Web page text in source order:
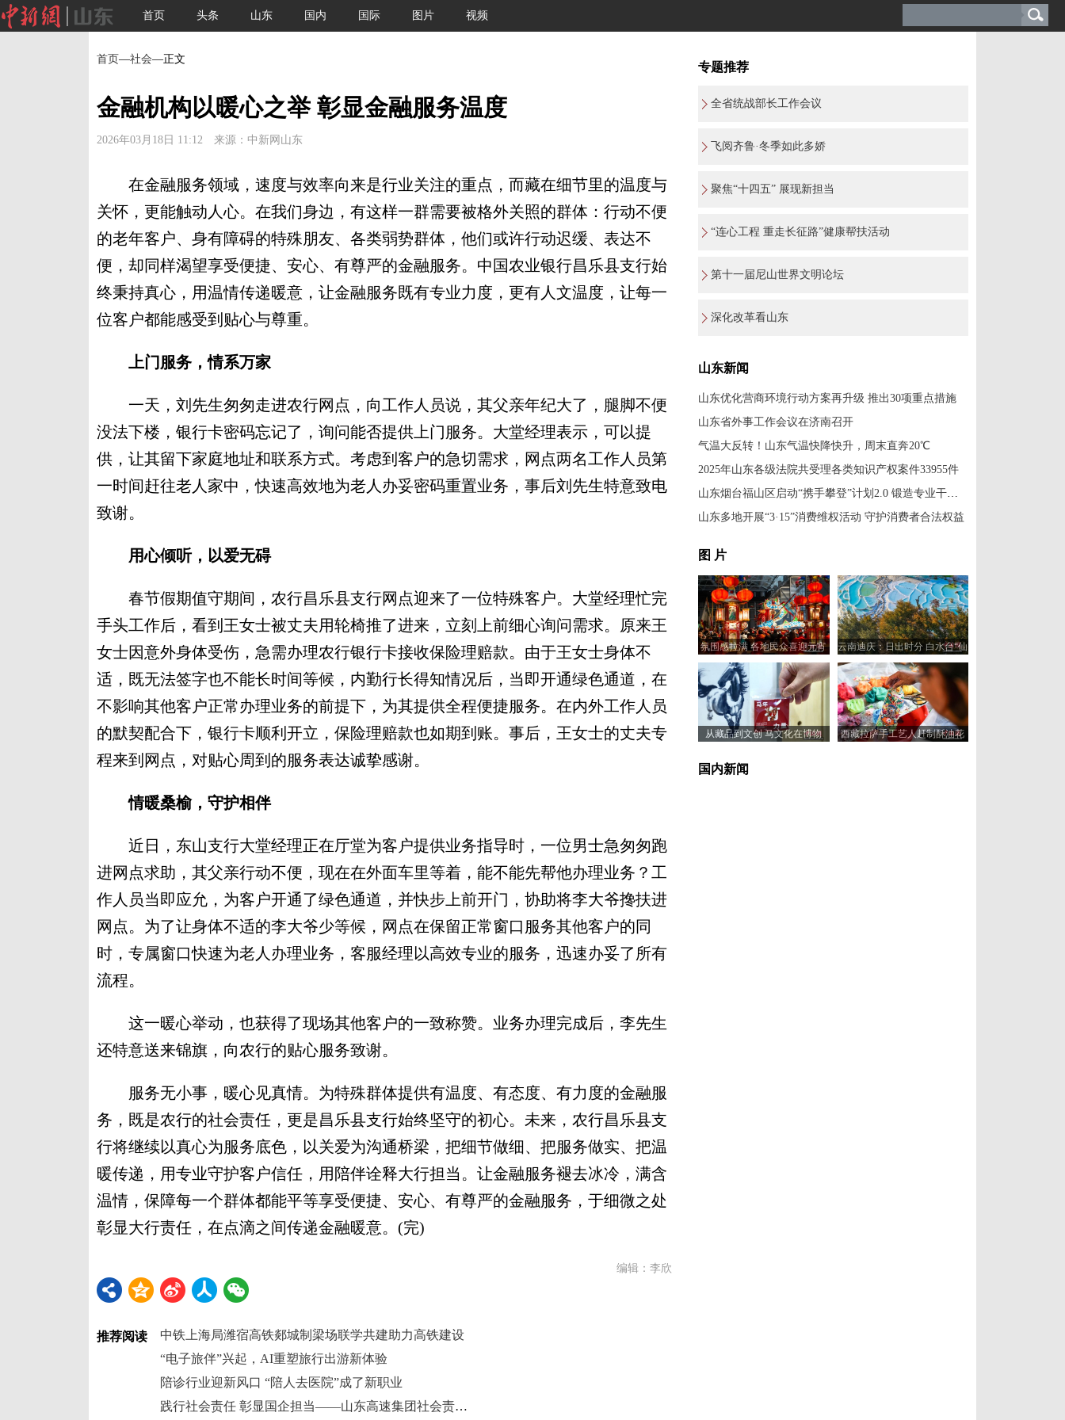
首页 头条 山东 国内 国际 图片 视频
首页—社会—正文
金融机构以暖心之举 彰显金融服务温度
2026年03月18日 11:12 来源：中新网山东
在金融服务领域，速度与效率向来是行业关注的重点，而藏在细节里的温度与
关怀，更能触动人心。在我们身边，有这样一群需要被格外关照的群体：行动不便
的老年客户、身有障碍的特殊朋友、各类弱势群体，他们或许行动迟缓、表达不
便，却同样渴望享受便捷、安心、有尊严的金融服务。中国农业银行昌乐县支行始
终秉持真心，用温情传递暖意，让金融服务既有专业力度，更有人文温度，让每一
位客户都能感受到贴心与尊重。
上门服务，情系万家
一天，刘先生匆匆走进农行网点，向工作人员说，其父亲年纪大了，腿脚不便
没法下楼，银行卡密码忘记了，询问能否提供上门服务。大堂经理表示，可以提
供，让其留下家庭地址和联系方式。考虑到客户的急切需求，网点两名工作人员第
一时间赶往老人家中，快速高效地为老人办妥密码重置业务，事后刘先生特意致电
致谢。
用心倾听，以爱无碍
春节假期值守期间，农行昌乐县支行网点迎来了一位特殊客户。大堂经理忙完
手头工作后，看到王女士被丈夫用轮椅推了进来，立刻上前细心询问需求。原来王
女士因意外身体受伤，急需办理农行银行卡接收保险理赔款。由于王女士身体不
适，既无法签字也不能长时间等候，内勤行长得知情况后，当即开通绿色通道，在
不影响其他客户正常办理业务的前提下，为其提供全程便捷服务。在内外工作人员
的默契配合下，银行卡顺利开立，保险理赔款也如期到账。事后，王女士的丈夫专
程来到网点，对贴心周到的服务表达诚挚感谢。
情暖桑榆，守护相伴
近日，东山支行大堂经理正在厅堂为客户提供业务指导时，一位男士急匆匆跑
进网点求助，其父亲行动不便，现在在外面车里等着，能不能先帮他办理业务？工
作人员当即应允，为客户开通了绿色通道，并快步上前开门，协助将李大爷搀扶进
网点。为了让身体不适的李大爷少等候，网点在保留正常窗口服务其他客户的同
时，专属窗口快速为老人办理业务，客服经理以高效专业的服务，迅速办妥了所有
流程。
这一暖心举动，也获得了现场其他客户的一致称赞。业务办理完成后，李先生
还特意送来锦旗，向农行的贴心服务致谢。
服务无小事，暖心见真情。为特殊群体提供有温度、有态度、有力度的金融服
务，既是农行的社会责任，更是昌乐县支行始终坚守的初心。未来，农行昌乐县支
行将继续以真心为服务底色，以关爱为沟通桥梁，把细节做细、把服务做实、把温
暖传递，用专业守护客户信任，用陪伴诠释大行担当。让金融服务褪去冰冷，满含
温情，保障每一个群体都能平等享受便捷、安心、有尊严的金融服务，于细微之处
彰显大行责任，在点滴之间传递金融暖意。(完)
编辑：李欣
推荐阅读
中铁上海局潍宿高铁郯城制梁场联学共建助力高铁建设
“电子旅伴”兴起，AI重塑旅行出游新体验
陪诊行业迎新风口 “陪人去医院”成了新职业
践行社会责任 彰显国企担当——山东高速集团社会责任管理实践纪实
专题推荐
全省统战部长工作会议
飞阅齐鲁·冬季如此多娇
聚焦“十四五” 展现新担当
“连心工程 重走长征路”健康帮扶活动
第十一届尼山世界文明论坛
深化改革看山东
山东新闻
山东优化营商环境行动方案再升级 推出30项重点措施
山东省外事工作会议在济南召开
气温大反转！山东气温快降快升，周末直奔20℃
2025年山东各级法院共受理各类知识产权案件33955件
山东烟台福山区启动“携手攀登”计划2.0 锻造专业干部队伍
山东多地开展“3·15”消费维权活动 守护消费者合法权益
图 片
氛围感拉满 各地民众喜迎元宵
佳节
云南迪庆：日出时分 白水台“仙
人遗田”染金边
从藏品到文创 马文化在博物
西藏拉萨手工艺人赶制酥油花
国内新闻